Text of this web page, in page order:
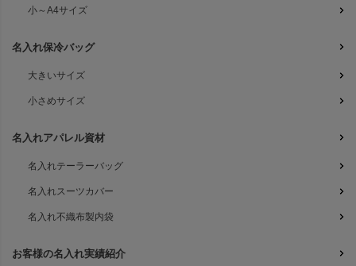
小～A4サイズ
名入れ保冷バッグ
大きいサイズ
小さめサイズ
名入れアパレル資材
名入れテーラーバッグ
名入れスーツカバー
名入れ不織布製内袋
お客様の名入れ実績紹介